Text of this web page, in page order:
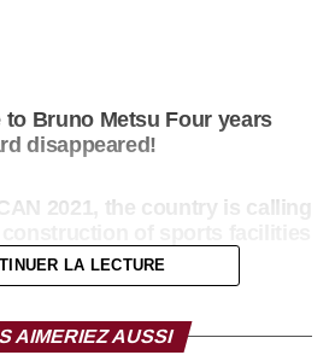
to Bruno Metsu Four years
disappeared!
2021, the country is calling
LA LECTURE
AIMERIEZ AUSSI